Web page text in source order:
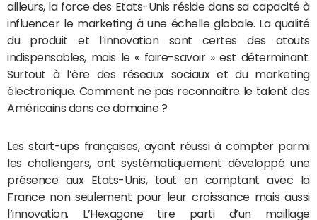
ailleurs, la force des Etats-Unis réside dans sa capacité à
influencer le marketing à une échelle globale. La qualité
du produit et l’innovation sont certes des atouts
indispensables, mais le « faire-savoir » est déterminant.
Surtout à l’ère des réseaux sociaux et du marketing
électronique. Comment ne pas reconnaitre le talent des
Américains dans ce domaine ?
Les start-ups françaises, ayant réussi à compter parmi
les challengers, ont systématiquement développé une
présence aux Etats-Unis, tout en comptant avec la
France non seulement pour leur croissance mais aussi
l’innovation. L’Hexagone tire parti d’un maillage